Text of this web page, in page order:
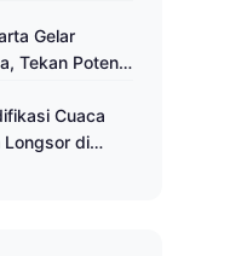
Gelar
Tekan Potensi
Cuaca
Longsor di